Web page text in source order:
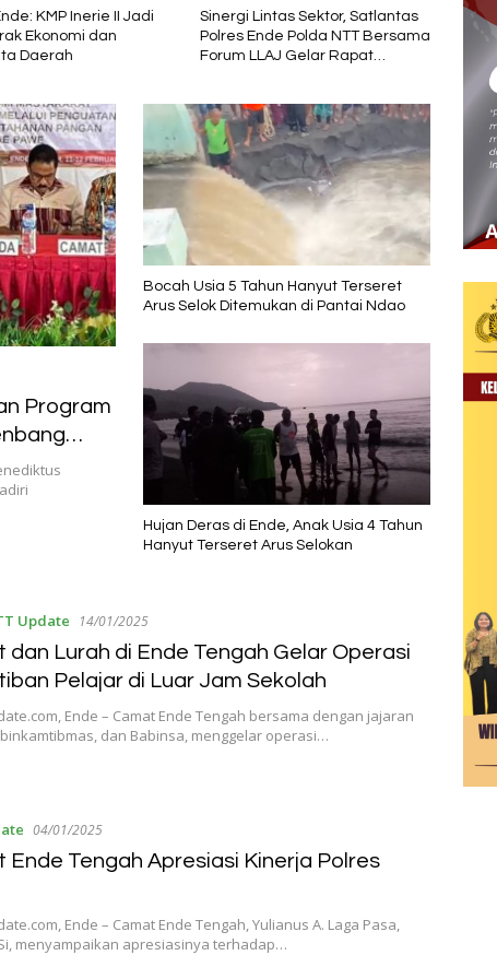
Sektor, Satlantas
Polda NTT Bersama
Gelar Rapat
UKEN Kupang Hadir Satukan
Warga Ende di Naimata,
Pemerintah Apresiasi Peran
Program
Bocah Usia 5 Tahun Hanyut Terseret
Arus Selok Ditemukan di Pantai Ndao
Hujan Deras di Ende, Anak Usia 4 Tahun
Hanyut Terseret Arus Selokan
Update 14/01/2025
dan Lurah di Ende Tengah Gelar Operasi
Pelajar di Luar Jam Sekolah
Ende – Camat Ende Tengah bersama dengan jajaran
dan Babinsa, menggelar operasi…
04/01/2025
Ende Tengah Apresiasi Kinerja Polres
Ende – Camat Ende Tengah, Yulianus A. Laga Pasa,
menyampaikan apresiasinya terhadap…